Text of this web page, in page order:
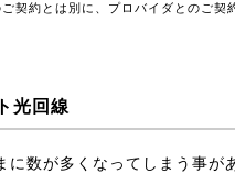
契約とは別に、プロバイダとのご契
光回線
に数が多くなってしまう事が